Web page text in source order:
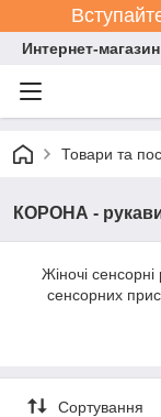
Интернет-
Товари та
КОРОНА -
Жіночі сенсорні
сенсорних
Сортування